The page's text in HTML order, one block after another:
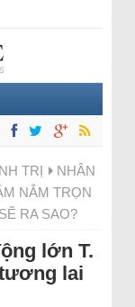
TRỊ
NHÂN
NẮM TRỌN
RA SAO?
lớn T.
lai